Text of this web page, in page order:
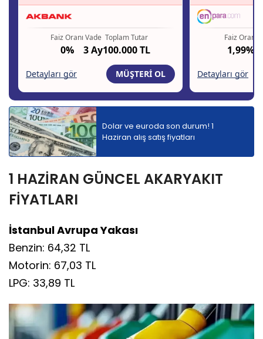
Dolar ve euroda son durum! 1
Haziran alış satış fiyatları
1 HAZİRAN GÜNCEL AKARYAKIT
FİYATLARI
İstanbul Avrupa Yakası
Benzin: 64,32 TL
Motorin: 67,03 TL
LPG: 33,89 TL